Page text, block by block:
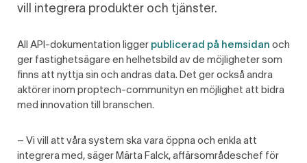
vill integrera produkter och tjänster.
All API-dokumentation ligger publicerad på hemsidan och
ger fastighetsägare en helhetsbild av de möjligheter som
finns att nyttja sin och andras data. Det ger också andra
aktörer inom proptech-communityn en möjlighet att bidra
med innovation till branschen.
– Vi vill att våra system ska vara öppna och enkla att
integrera med, säger Märta Falck, affärsområdeschef för